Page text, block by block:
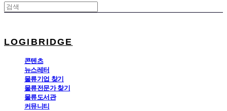
LOGIBRIDGE
콘텐츠
뉴스레터
물류기업 찾기
물류전문가 찾기
물류도서관
커뮤니티